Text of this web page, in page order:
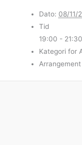
Dato: 08/11/
Tid
19:00 - 21:30
Kategori for
Arrangement